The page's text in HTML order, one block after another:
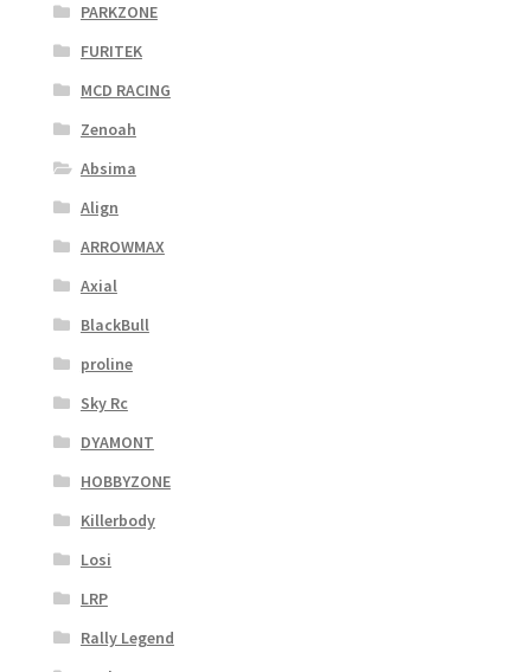
PARKZONE
FURITEK
MCD RACING
Zenoah
Absima
Align
ARROWMAX
Axial
BlackBull
proline
Sky Rc
DYAMONT
HOBBYZONE
Killerbody
Losi
LRP
Rally Legend